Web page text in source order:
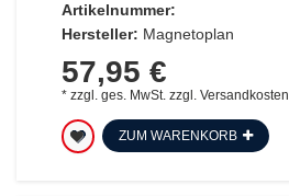
Artikelnummer:
Hersteller: Magnetoplan
57,95 €
* zzgl. ges. MwSt.zzgl. Versandkosten
ZUM WARENKORB